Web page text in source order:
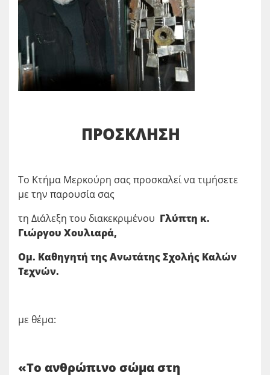
ΠΡΟΣΚΛΗΣΗ
Το Κτήμα Μερκούρη σας προσκαλεί να τιμήσετε
με την παρουσία σας
τη Διάλεξη του διακεκριμένου Γλύπτη κ.
Γιώργου Χουλιαρά,
Ομ. Καθηγητή της Ανωτάτης Σχολής Καλών
Τεχνών.
με θέμα:
«Το ανθρώπινο σώμα στη